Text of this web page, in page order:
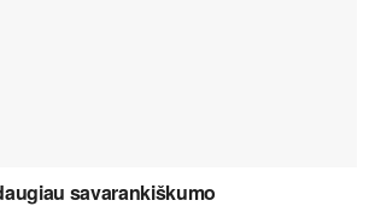
savarankiškumo